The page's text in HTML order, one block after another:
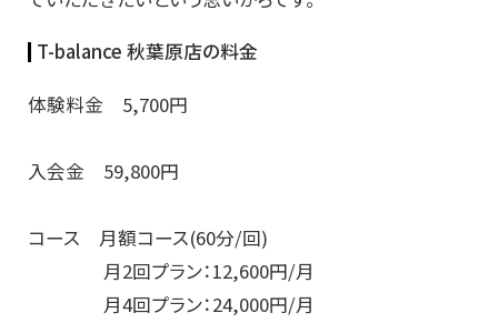
T-balance 秋葉原店の料金
体験料金 5,700円
入会金 59,800円
コース 月額コース(60分/回)
月2回プラン：12,600円/月
月4回プラン：24,000円/月